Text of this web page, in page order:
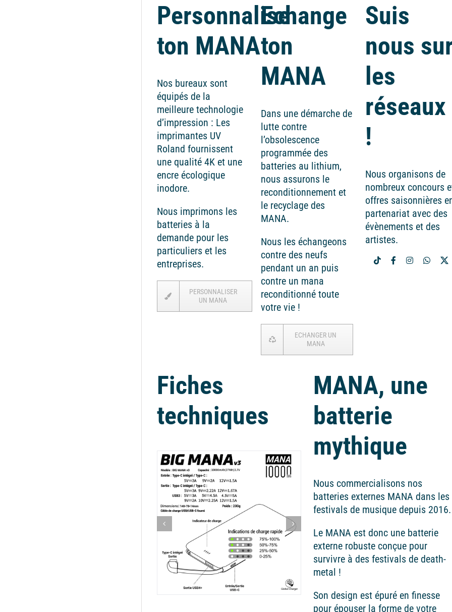
Personnalise
ton MANA
Nos bureaux sont
équipés de la
meilleure technologie
d’impression : Les
imprimantes UV
Roland fournissent
une qualité 4K et une
encre écologique
inodore.
Nous imprimons les
batteries à la
demande pour les
particuliers et les
entreprises.
PERSONNALISER
UN MANA
Echange
ton
MANA
Dans une démarche de
lutte contre
l’obsolescence
programmée des
batteries au lithium,
nous assurons le
reconditionnement et
le recyclage des
MANA.
Nous les échangeons
contre des neufs
pendant un an puis
contre un mana
reconditionné toute
votre vie !
ECHANGER UN
MANA
Suis
nous
les
réseaux
!
Nous organisons de
nombreux concours
offres saisonnières
partenariat avec des
évènements et des
artistes.
Fiches
techniques
MANA, une
batterie
mythique
Nous commercialisons nos
batteries externes MANA dans les
festivals de musique depuis 2016.
Le MANA est donc une batterie
externe robuste conçue pour
survivre à des festivals de death-
metal !
Son design est épuré en finesse
pour épouser la forme de votre